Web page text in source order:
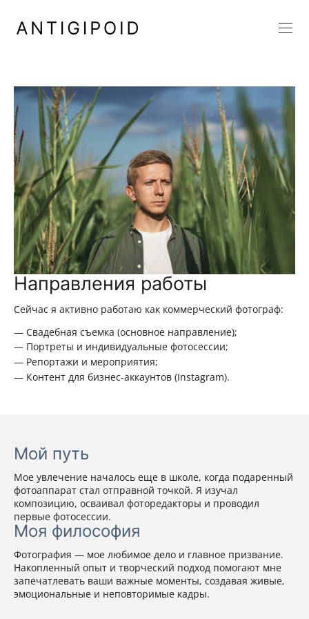
Направления работы
Сейчас я активно работаю как коммерческий фотограф:
Свадебная съемка (основное направление);
Портреты и индивидуальные фотосессии;
Репортажи и мероприятия;
Контент для бизнес-аккаунтов (Instagram).
Мой путь
Мое увлечение началось еще в школе, когда подаренный
фотоаппарат стал отправной точкой. Я изучал
композицию, осваивал фоторедакторы и проводил
первые фотосессии.
Моя философия
Фотография — мое любимое дело и главное призвание.
Накопленный опыт и творческий подход помогают мне
запечатлевать ваши важные моменты, создавая живые,
эмоциональные и неповторимые кадры.